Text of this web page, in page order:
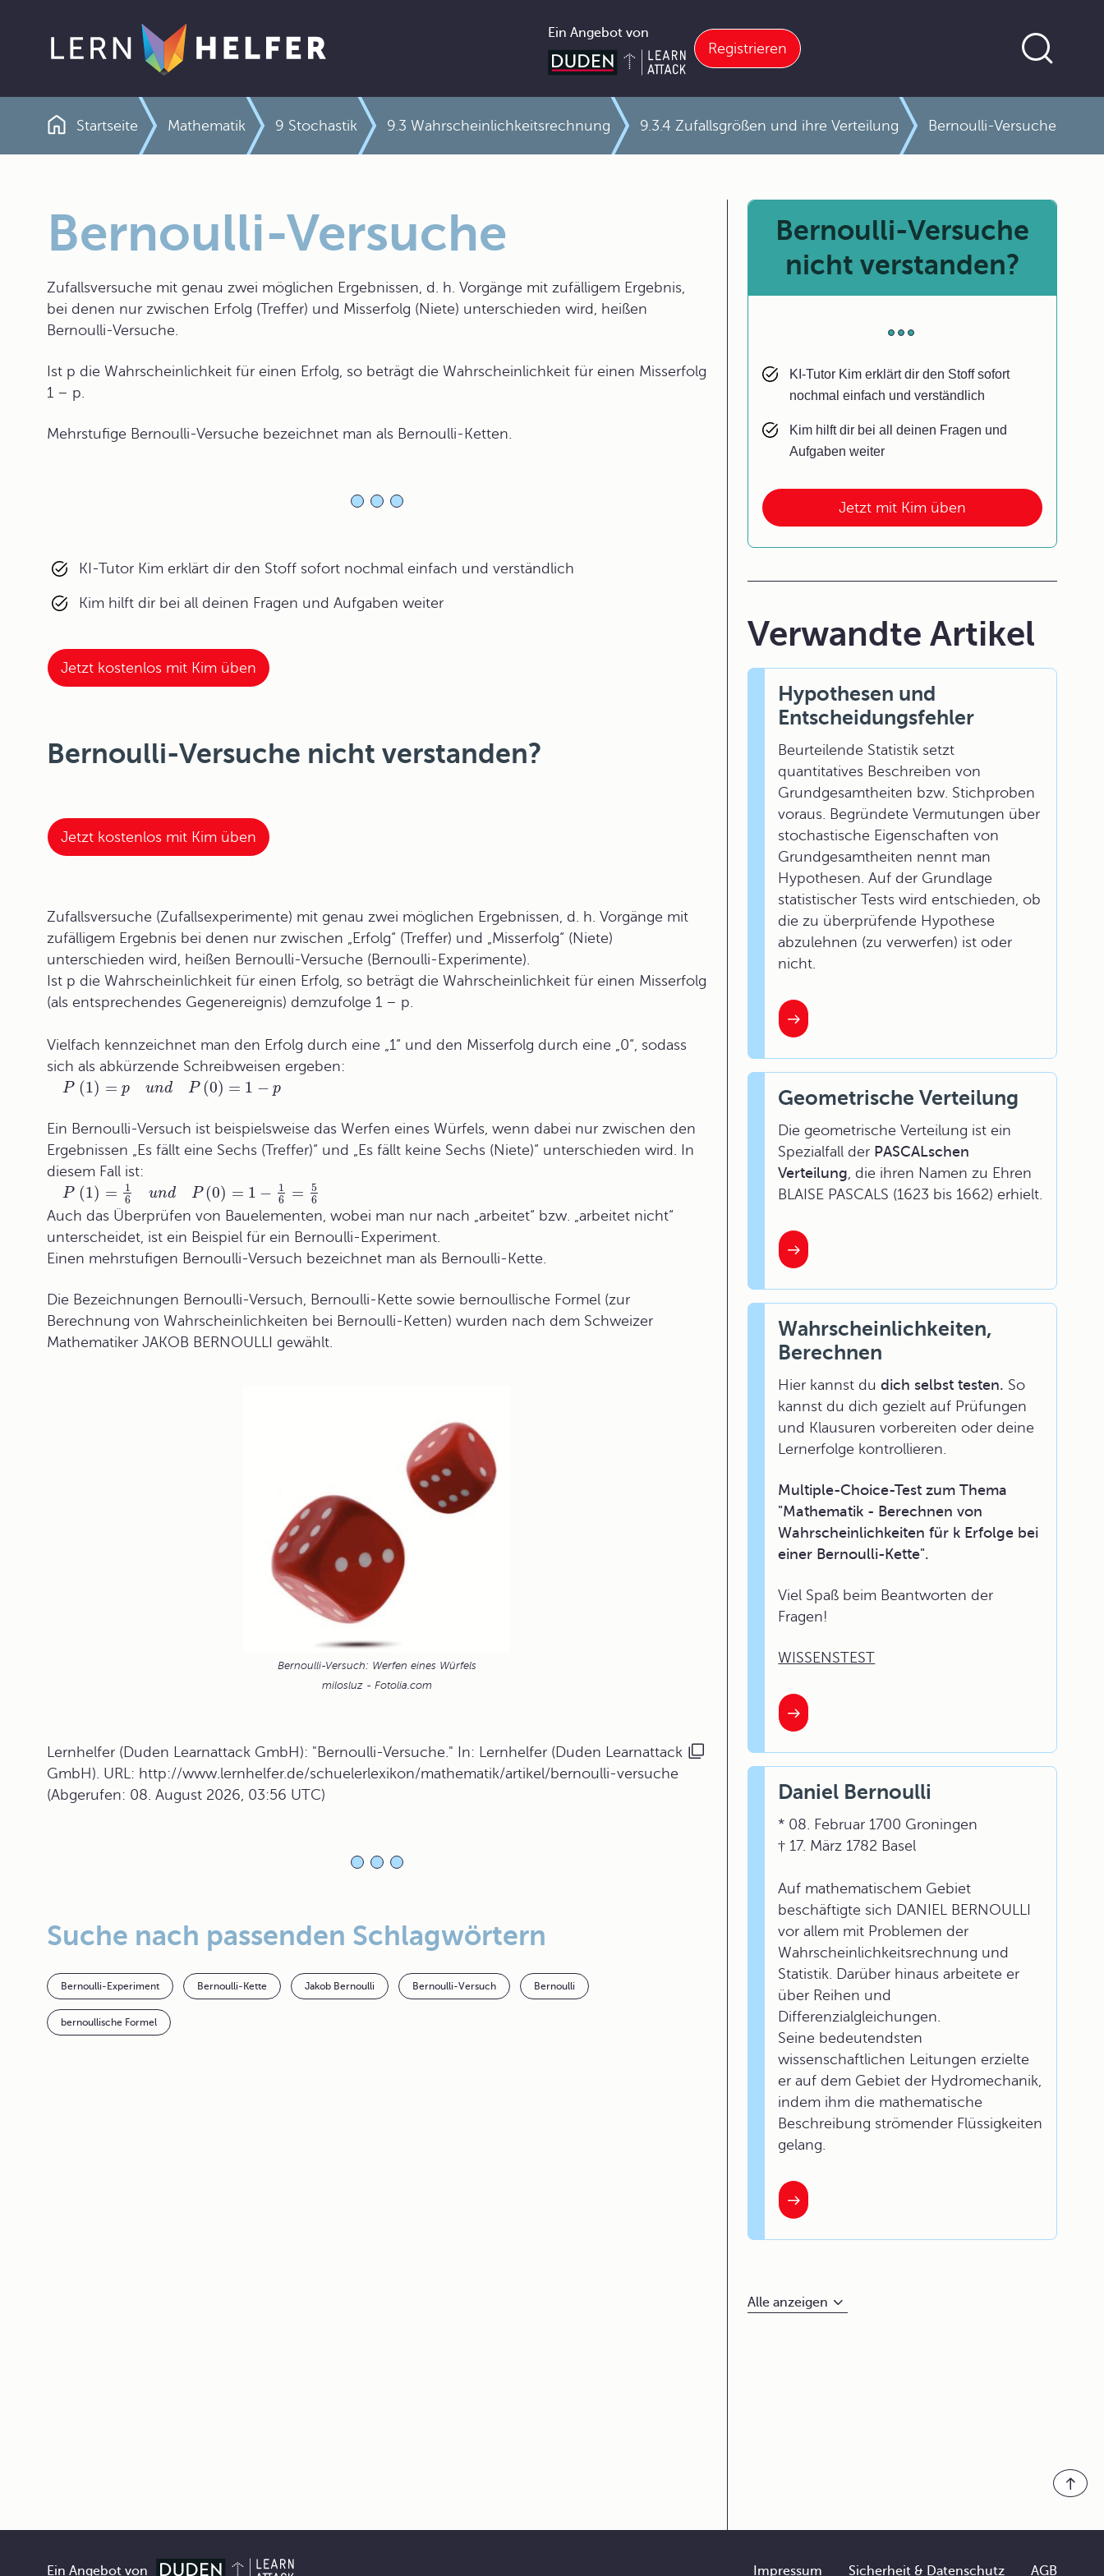
Ein Angebot von
Registrieren
Pfadnavigation
Startseite Mathematik 9 Stochastik 9.3 Wahrscheinlichkeitsrechnung 9.3.4 Zufallsgrößen und ihre Verteilung Bernoulli-Versuche
Bernoulli-Versuche
Zufallsversuche mit genau zwei möglichen Ergebnissen, d. h. Vorgänge mit zufälligem Ergebnis,
bei denen nur zwischen Erfolg (Treffer) und Misserfolg (Niete) unterschieden wird, heißen
Bernoulli-Versuche.
Ist p die Wahrscheinlichkeit für einen Erfolg, so beträgt die Wahrscheinlichkeit für einen Misserfolg
1 – p.
Mehrstufige Bernoulli-Versuche bezeichnet man als Bernoulli-Ketten.
KI-Tutor Kim erklärt dir den Stoff sofort nochmal einfach und verständlich
Kim hilft dir bei all deinen Fragen und Aufgaben weiter
Jetzt kostenlos mit Kim üben
Bernoulli-Versuche nicht verstanden?
Jetzt kostenlos mit Kim üben
Zufallsversuche (Zufallsexperimente) mit genau zwei möglichen Ergebnissen, d. h. Vorgänge mit
zufälligem Ergebnis bei denen nur zwischen „Erfolg“ (Treffer) und „Misserfolg“ (Niete)
unterschieden wird, heißen Bernoulli-Versuche (Bernoulli-Experimente).
Ist p die Wahrscheinlichkeit für einen Erfolg, so beträgt die Wahrscheinlichkeit für einen Misserfolg
(als entsprechendes Gegenereignis) demzufolge 1 – p.
Vielfach kennzeichnet man den Erfolg durch eine „1“ und den Misserfolg durch eine „0“, sodass
sich als abkürzende Schreibweisen ergeben:
P (1) = p und P (0) = 1 − p
Ein Bernoulli-Versuch ist beispielsweise das Werfen eines Würfels, wenn dabei nur zwischen den
Ergebnissen „Es fällt eine Sechs (Treffer)“ und „Es fällt keine Sechs (Niete)“ unterschieden wird. In
diesem Fall ist:
P (1) =
1
6
und P (0) = 1 −
1
6
=
5
6
Auch das Überprüfen von Bauelementen, wobei man nur nach „arbeitet“ bzw. „arbeitet nicht“
unterscheidet, ist ein Beispiel für ein Bernoulli-Experiment.
Einen mehrstufigen Bernoulli-Versuch bezeichnet man als Bernoulli-Kette.
Die Bezeichnungen Bernoulli-Versuch, Bernoulli-Kette sowie bernoullische Formel (zur
Berechnung von Wahrscheinlichkeiten bei Bernoulli-Ketten) wurden nach dem Schweizer
Mathematiker JAKOB BERNOULLI gewählt.
Bernoulli-Versuch: Werfen eines Würfels
milosluz - Fotolia.com
Lernhelfer (Duden Learnattack GmbH): "Bernoulli-Versuche." In: Lernhelfer (Duden Learnattack
GmbH). URL: http://www.lernhelfer.de/schuelerlexikon/mathematik/artikel/bernoulli-versuche
(Abgerufen: 08. August 2026, 03:56 UTC)
Suche nach passenden Schlagwörtern
Bernoulli-Experiment Bernoulli-Kette Jakob Bernoulli Bernoulli-Versuch Bernoulli
bernoullische Formel
Jetzt mit Kim üben
Bernoulli-Versuche
nicht verstanden?
KI-Tutor Kim erklärt dir den Stoff sofort
nochmal einfach und verständlich
Kim hilft dir bei all deinen Fragen und
Aufgaben weiter
Verwandte Artikel
Hypothesen und
Entscheidungsfehler
Beurteilende Statistik setzt
quantitatives Beschreiben von
Grundgesamtheiten bzw. Stichproben
voraus. Begründete Vermutungen über
stochastische Eigenschaften von
Grundgesamtheiten nennt man
Hypothesen. Auf der Grundlage
statistischer Tests wird entschieden, ob
die zu überprüfende Hypothese
abzulehnen (zu verwerfen) ist oder
nicht.
Geometrische Verteilung
Die geometrische Verteilung ist ein
Spezialfall der PASCALschen
Verteilung, die ihren Namen zu Ehren
BLAISE PASCALS (1623 bis 1662) erhielt.
Wahrscheinlichkeiten,
Berechnen
Hier kannst dudich selbst testen. So
kannst du dich gezielt auf Prüfungen
und Klausuren vorbereiten oder deine
Lernerfolge kontrollieren.
Multiple-Choice-Test zum Thema
"Mathematik - Berechnen von
Wahrscheinlichkeiten für k Erfolge bei
einer Bernoulli-Kette".
Viel Spaß beim Beantworten der
Fragen!
WISSENSTEST
Daniel Bernoulli
* 08. Februar 1700 Groningen
† 17. März 1782 Basel
Auf mathematischem Gebiet
beschäftigte sich DANIEL BERNOULLI
vor allem mit Problemen der
Wahrscheinlichkeitsrechnung und
Statistik. Darüber hinaus arbeitete er
über Reihen und
Differenzialgleichungen.
Seine bedeutendsten
wissenschaftlichen Leitungen erzielte
er auf dem Gebiet der Hydromechanik,
indem ihm die mathematische
Beschreibung strömender Flüssigkeiten
gelang.
Alle anzeigen
Ein Angebot von Impressum Sicherheit & Datenschutz AGB